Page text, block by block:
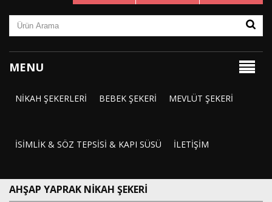
MENU
NIKAH ŞEKERLERI BEBEK ŞEKERI MEVLÜT ŞEKERI
İSIMLIK & SÖZ TEPSISI & KAPI SÜSÜ İLETIŞIM
AHŞAP YAPRAK NIKAH ŞEKERI